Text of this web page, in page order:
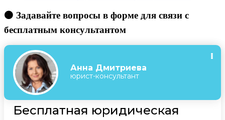
🟠 Задавайте вопросы в форме для связи с
бесплатным консультантом